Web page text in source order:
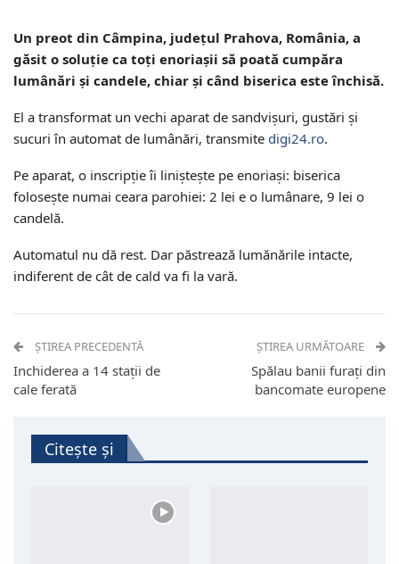
Un preot din Câmpina, județul Prahova, România, a
găsit o soluție ca toți enoriașii să poată cumpăra
lumânări și candele, chiar și când biserica este închisă.
El a transformat un vechi aparat de sandvișuri, gustări și
sucuri în automat de lumânări, transmite digi24.ro.
Pe aparat, o inscripție îi liniștește pe enoriași: biserica
folosește numai ceara parohiei: 2 lei e o lumânare, 9 lei o
candelă.
Automatul nu dă rest. Dar păstrează lumănările intacte,
indiferent de cât de cald va fi la vară.
ȘTIREA PRECEDENTĂ
Inchiderea a 14 stații de
cale ferată
ȘTIREA URMĂTOARE
Spălau banii furați din
bancomate europene
Citește și